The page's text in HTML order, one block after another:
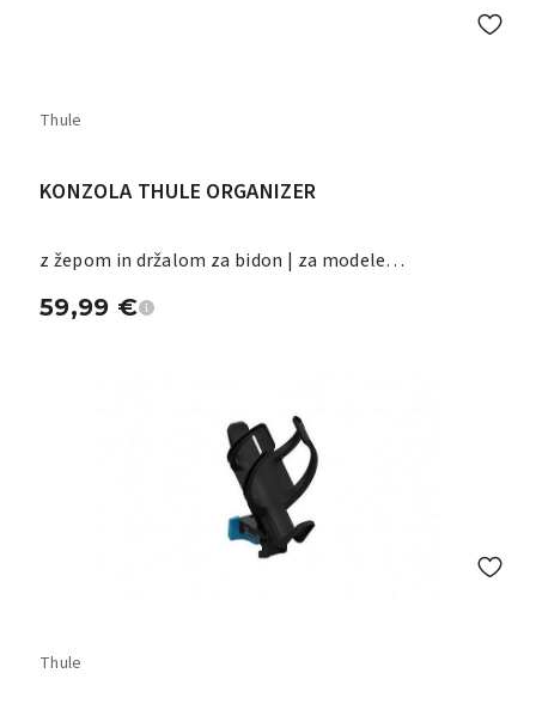
Thule
KONZOLA THULE ORGANIZER
z žepom in držalom za bidon | za modele
59,99 €
Thule